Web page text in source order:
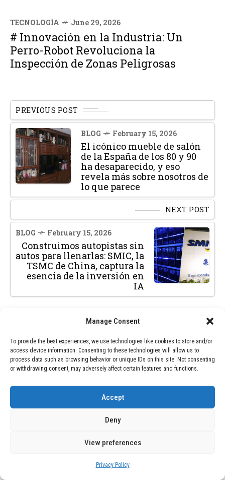
Manage Consent
To provide the best experiences, we use technologies like cookies to store and/or
access device information. Consenting to these technologies will allow us to
process data such as browsing behavior or unique IDs on this site. Not consenting
or withdrawing consent, may adversely affect certain features and functions.
Accept
Deny
View preferences
Privacy Policy
TECNOLOGÍA June 29, 2026
# Innovación en la Industria: Un
Perro-Robot Revoluciona la
Inspección de Zonas Peligrosas
PREVIOUS POST
BLOG February 15, 2026
El icónico mueble de salón
de la España de los 80 y 90
ha desaparecido, y eso
revela más sobre nosotros de
lo que parece
NEXT POST
BLOG February 15, 2026
Construimos autopistas sin
autos para llenarlas: SMIC, la
TSMC de China, captura la
esencia de la inversión en
IA
SEARCH
SEARCH
de ley sobre reproducción asistida debido a